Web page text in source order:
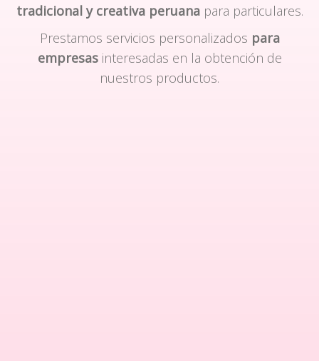
tradicional y creativa peruanapara particulares.
Prestamos servicios personalizados para
empresasinteresadas en la obtención de
nuestros productos.